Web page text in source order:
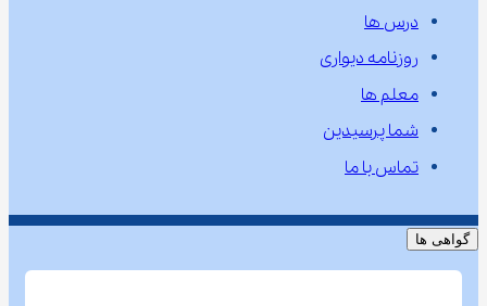
درس ها
روزنامه دیواری
معلم ها
شما پرسیدین
تماس با ما
گواهی ها